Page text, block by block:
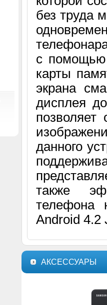
без труда
с помощью
карты
экрана
дисплея
позволяет
данного
также
телефона
Android 4.2
АКСЕССУАРЫ